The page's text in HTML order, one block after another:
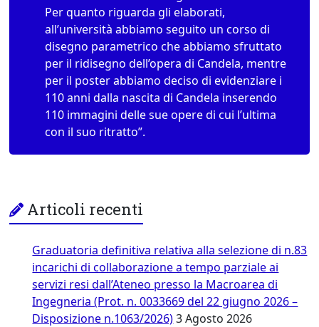
Per quanto riguarda gli elaborati,
all’università abbiamo seguito un corso di
disegno parametrico che abbiamo sfruttato
per il ridisegno dell’opera di Candela, mentre
per il poster abbiamo deciso di evidenziare i
110 anni dalla nascita di Candela inserendo
110 immagini delle sue opere di cui l’ultima
con il suo ritratto”.
Articoli recenti
Graduatoria definitiva relativa alla selezione di n.83
incarichi di collaborazione a tempo parziale ai
servizi resi dall’Ateneo presso la Macroarea di
Ingegneria (Prot. n. 0033669 del 22 giugno 2026 –
Disposizione n.1063/2026) 3 Agosto 2026